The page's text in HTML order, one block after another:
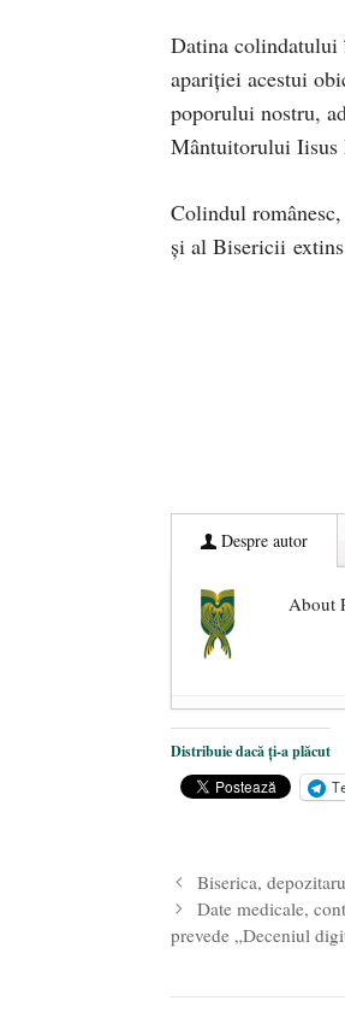
Datina colindatului
apariţiei acestui
poporului nostru,
Mântuitorului Iisus
Colindul
şi al Bisericii
Despre autor
About
Dezvăluiri
Statul care
Legea
Distribuie dacă ți-a plăcut
Biserica,
Date medicale,
prevede „Deceniul